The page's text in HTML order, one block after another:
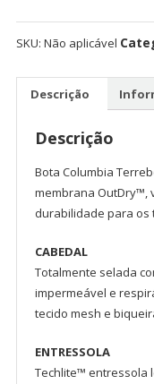
SKU: Não aplicável
Descrição
Descrição
Bota Columbia
membrana OutDry™,
durabilidade para os
CABEDAL
Totalmente selada
impermeável e
tecido mesh e
ENTRESSOLA
Techlite™ entressola